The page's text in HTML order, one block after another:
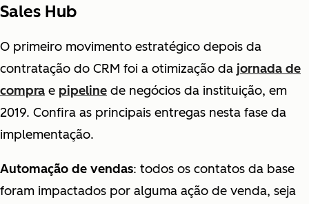
Sales Hub
O primeiro movimento estratégico depois da
contratação do CRM foi a otimização da jornada de
compra e pipeline de negócios da instituição, em
2019. Confira as principais entregas nesta fase da
implementação.
Automação de vendas: todos os contatos da base
foram impactados por alguma ação de venda, seja